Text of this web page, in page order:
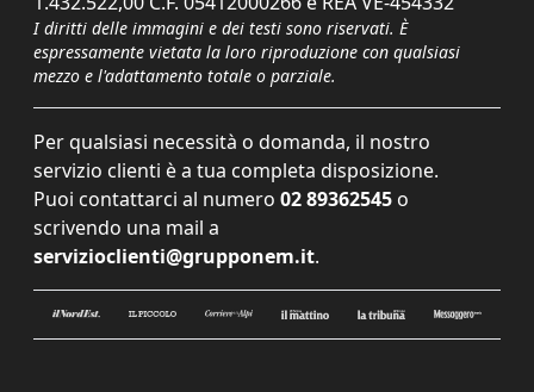
I diritti delle immagini e dei testi sono riservati. È
espressamente vietata la loro riproduzione con qualsiasi
mezzo e l'adattamento totale o parziale.
Per qualsiasi necessità o domanda, il nostro
servizio clienti è a tua completa disposizione.
Puoi contattarci al numero 02 89362545 o
scrivendo una mail a
servizioclienti@grupponem.it.